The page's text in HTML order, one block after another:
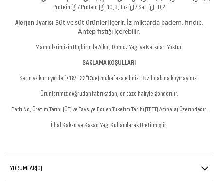
Protein (g) / Protein (g): 10,3, Tuz (g) / Salt (g) : 0,2
Alerjen Uyarısı:Süt ve süt ürünleri içerir. İz miktarda badem, fındık,
Antep fıstığı içerebilir.
Mamullerimizin Hiçbirinde Alkol, Domuz Yağı ve Katkıları Yoktur.
SAKLAMA KOŞULLARI
Serin ve kuru yerde (+18/+22°C’de) muhafaza ediniz. Buzdolabına koymayınız.
Ürünlerimiz doğrudan fabrikadan, en taze haliyle gönderilir.
Parti No, Üretim Tarihi (ÜT) ve Tavsiye Edilen Tüketim Tarihi (TETT) Ambalaj Üzerindedir.
İthal Kakao ve Kakao Yağı Kullanılarak Üretilmiştir.
YORUMLAR(0)